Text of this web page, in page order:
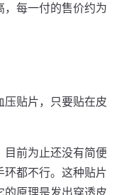
，每一付的售价约为
贴片，只要贴在皮
目前为止还没有简便
环都不行。这种贴片
的原理是发出穿透皮